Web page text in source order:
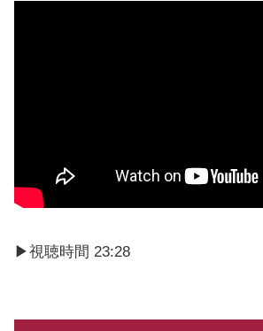
▶︎視聴時間 23:28